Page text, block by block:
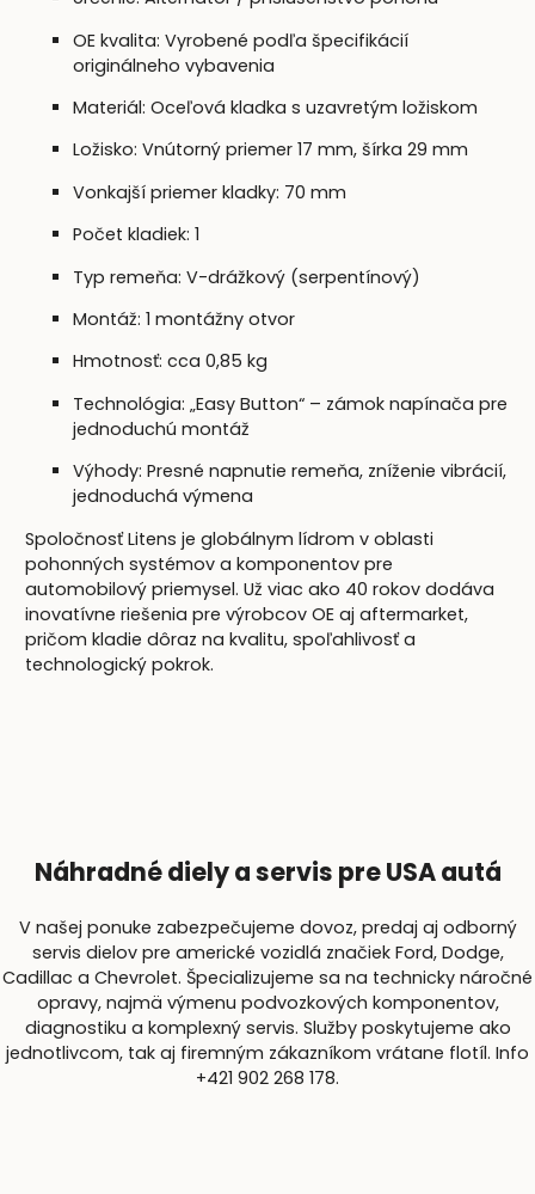
OE kvalita: Vyrobené podľa špecifikácií
originálneho vybavenia
Materiál: Oceľová kladka s uzavretým ložiskom
Ložisko: Vnútorný priemer 17 mm, šírka 29 mm
Vonkajší priemer kladky: 70 mm
Počet kladiek: 1
Typ remeňa: V-drážkový (serpentínový)
Montáž: 1 montážny otvor
Hmotnosť: cca 0,85 kg
Technológia: „Easy Button“ – zámok napínača pre
jednoduchú montáž
Výhody: Presné napnutie remeňa, zníženie vibrácií,
jednoduchá výmena
Spoločnosť Litens je globálnym lídrom v oblasti
pohonných systémov a komponentov pre
automobilový priemysel. Už viac ako 40 rokov dodáva
inovatívne riešenia pre výrobcov OE aj aftermarket,
pričom kladie dôraz na kvalitu, spoľahlivosť a
technologický pokrok.
Náhradné diely a servis pre USA autá
V našej ponuke zabezpečujeme dovoz, predaj aj odborný
servis dielov pre americké vozidlá značiek Ford, Dodge,
Cadillac a Chevrolet. Špecializujeme sa na technicky náročné
opravy, najmä výmenu podvozkových komponentov,
diagnostiku a komplexný servis. Služby poskytujeme ako
jednotlivcom, tak aj firemným zákazníkom vrátane flotíl. Info
+421 902 268 178.